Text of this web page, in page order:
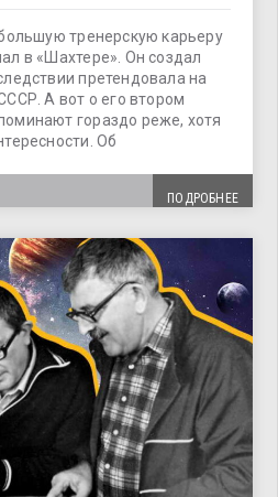
тренерскую карьеру
в «Шахтере». Он создал
претендовала на
А вот о его втором
гораздо реже, хотя
Об
ПОДРОБНЕЕ